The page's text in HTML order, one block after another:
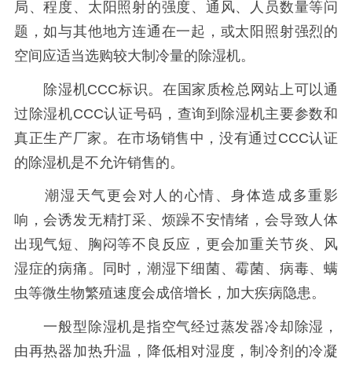
局、程度、太阳照射的强度、通风、人员数量等问
题，如与其他地方连通在一起，或太阳照射强烈的
空间应适当选购较大制冷量的除湿机。
除湿机CCC标识。在国家质检总网站上可以通
过除湿机CCC认证号码，查询到除湿机主要参数和
真正生产厂家。在市场销售中，没有通过CCC认证
的除湿机是不允许销售的。
潮湿天气更会对人的心情、身体造成多重影
响，会诱发无精打采、烦躁不安情绪，会导致人体
出现气短、胸闷等不良反应，更会加重关节炎、风
湿症的病痛。同时，潮湿下细菌、霉菌、病毒、螨
虫等微生物繁殖速度会成倍增长，加大疾病隐患。
一般型除湿机是指空气经过蒸发器冷却除湿，
由再热器加热升温，降低相对湿度，制冷剂的冷凝